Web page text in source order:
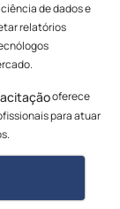
de dados e
relatórios
oferece
para atuar